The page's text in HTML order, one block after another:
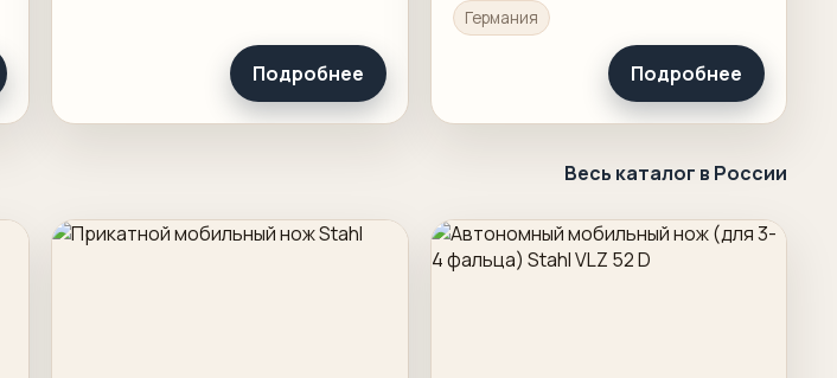
Подробнее
продукцию, где важны точность
сгиба и скорость переналадки.
Германия
Подробнее
Весь каталог в России